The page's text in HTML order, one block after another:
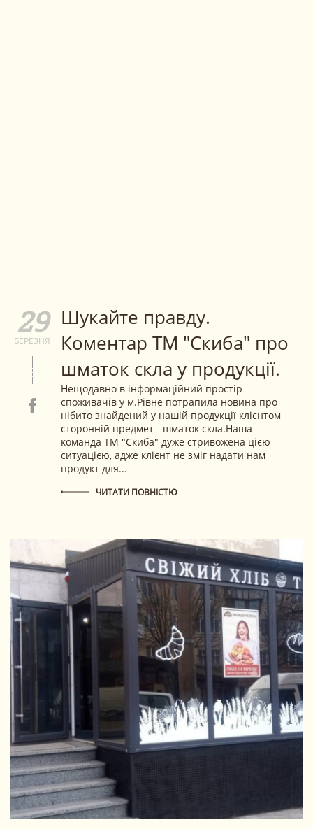
29
БЕРЕЗНЯ
Шукайте правду.
Коментар ТМ "Скиба" про
шматок скла у продукції.
Нещодавно в інформаційний простір
споживачів у м.Рівне потрапила новина про
нібито знайдений у нашій продукції клієнтом
сторонній предмет - шматок скла.Наша
команда ТМ "Скиба" дуже стривожена цією
ситуацією, адже клієнт не зміг надати нам
продукт для...
ЧИТАТИ ПОВНІСТЮ